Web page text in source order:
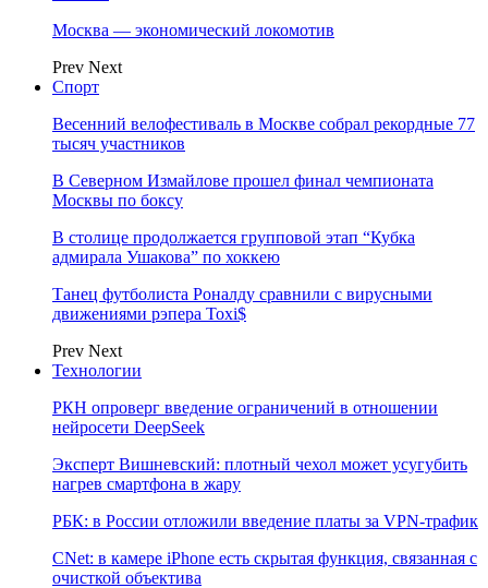
Москва — экономический локомотив
Prev Next
Спорт
Весенний велофестиваль в Москве собрал рекордные 77
тысяч участников
В Северном Измайлове прошел финал чемпионата
Москвы по боксу
В столице продолжается групповой этап “Кубка
адмирала Ушакова” по хоккею
Танец футболиста Роналду сравнили с вирусными
движениями рэпера Toxi$
Prev Next
Технологии
РКН опроверг введение ограничений в отношении
нейросети DeepSeek
Эксперт Вишневский: плотный чехол может усугубить
нагрев смартфона в жару
РБК: в России отложили введение платы за VPN-трафик
CNet: в камере iPhone есть скрытая функция, связанная с
очисткой объектива